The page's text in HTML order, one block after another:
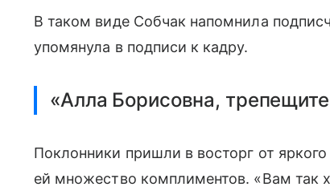
В таком виде Собчак напомнила
упомянула в подписи к кадру.
«Алла Борисовна,
Поклонники пришли в восторг от
ей множество комплиментов. «Вам так